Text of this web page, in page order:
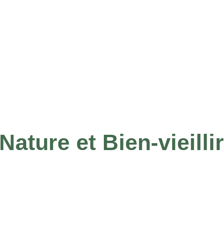
Nature et Bien-vieillir